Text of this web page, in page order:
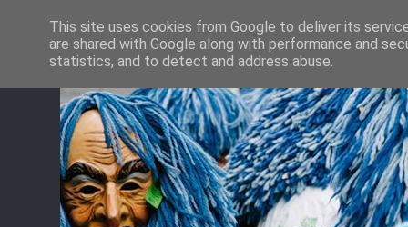
This site uses cookies from Google to deliver its
are shared with Google along with performance and
statistics, and to detect and address abuse.